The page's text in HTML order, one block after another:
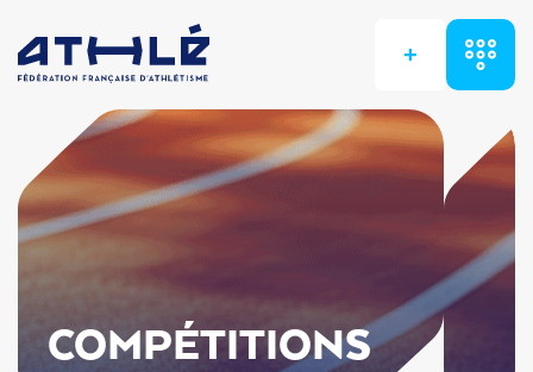
+
COMPÉTITIONS